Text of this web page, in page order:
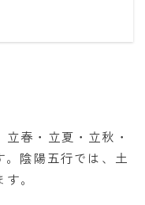
春・立夏・立秋・
。陰陽五行では、土
。